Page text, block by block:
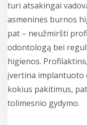
turi atsakingai
asmeninės burnos
pat – neužmiršti
odontologą bei
higienos.
įvertina implantuoto
kokius pakitimus,
tolimesnio gydymo.